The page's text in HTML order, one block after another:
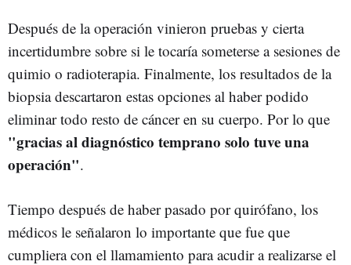
Después de la operación vinieron pruebas y cierta
incertidumbre sobre si le tocaría someterse a sesiones de
quimio o radioterapia. Finalmente, los resultados de la
biopsia descartaron estas opciones al haber podido
eliminar todo resto de cáncer en su cuerpo. Por lo que
"gracias al diagnóstico temprano solo tuve una
operación".
Tiempo después de haber pasado por quirófano, los
médicos le señalaron lo importante que fue que
cumpliera con el llamamiento para acudir a realizarse el